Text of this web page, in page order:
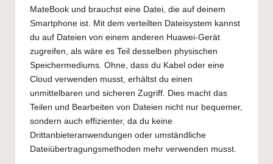
MateBook und brauchst eine Datei, die auf deinem
Smartphone ist. Mit dem verteilten Dateisystem kannst
du auf Dateien von einem anderen Huawei-Gerät
zugreifen, als wäre es Teil desselben physischen
Speichermediums. Ohne, dass du Kabel oder eine
Cloud verwenden musst, erhältst du einen
unmittelbaren und sicheren Zugriff. Dies macht das
Teilen und Bearbeiten von Dateien nicht nur bequemer,
sondern auch effizienter, da du keine
Drittanbieteranwendungen oder umständliche
Dateiübertragungsmethoden mehr verwenden musst.